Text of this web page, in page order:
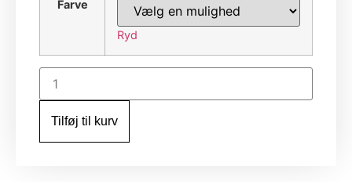
Farve
Ryd
Leaf
Twisted
Røgkvarts
antal
Tilføj til kurv